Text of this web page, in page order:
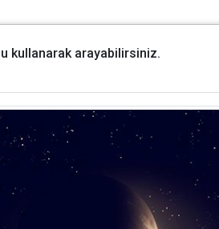
kullanarak arayabilirsiniz.